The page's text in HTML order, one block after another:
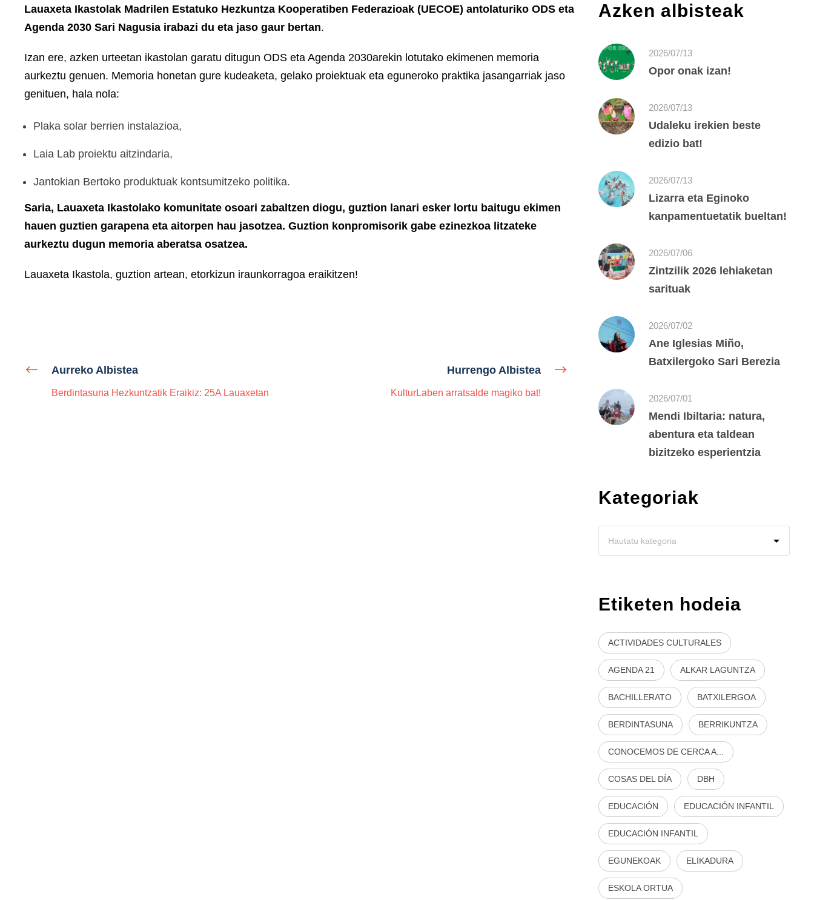
Lauaxeta Ikastolak Madrilen Estatuko Hezkuntza Kooperatiben Federazioak (UECOE) antolaturiko ODS eta
Agenda 2030 Sari Nagusia irabazi du eta jaso gaur bertan.
Izan ere, azken urteetan ikastolan garatu ditugun ODS eta Agenda 2030arekin lotutako ekimenen memoria
aurkeztu genuen. Memoria honetan gure kudeaketa, gelako proiektuak eta eguneroko praktika jasangarriak jaso
genituen, hala nola:
Plaka solar berrien instalazioa,
Laia Lab proiektu aitzindaria,
Jantokian Bertoko produktuak kontsumitzeko politika.
Saria, Lauaxeta Ikastolako komunitate osoari zabaltzen diogu, guztion lanari esker lortu baitugu ekimen
hauen guztien garapena eta aitorpen hau jasotzea. Guztion konpromisorik gabe ezinezkoa litzateke
aurkeztu dugun memoria aberatsa osatzea.
Lauaxeta Ikastola, guztion artean, etorkizun iraunkorragoa eraikitzen!
Aurreko Albistea
Berdintasuna Hezkuntzatik Eraikiz: 25A Lauaxetan
Hurrengo Albistea
KulturLaben arratsalde magiko bat!
Azken albisteak
2026/07/13
Opor onak izan!
2026/07/13
Udaleku irekien beste
edizio bat!
2026/07/13
Lizarra eta Eginoko
kanpamentuetatik bueltan!
2026/07/06
Zintzilik 2026 lehiaketan
sarituak
2026/07/02
Ane Iglesias Miño,
Batxilergoko Sari Berezia
2026/07/01
Mendi Ibiltaria: natura,
abentura eta taldean
bizitzeko esperientzia
Kategoriak
Etiketen hodeia
ACTIVIDADES CULTURALES
AGENDA 21 ALKAR LAGUNTZA
BACHILLERATO BATXILERGOA
BERDINTASUNA BERRIKUNTZA
CONOCEMOS DE CERCA A...
COSAS DEL DÍA DBH
EDUCACIÓN EDUCACIÓN INFANTIL
EDUCACIÓN INFANTIL
EGUNEKOAK ELIKADURA
ESKOLA ORTUA